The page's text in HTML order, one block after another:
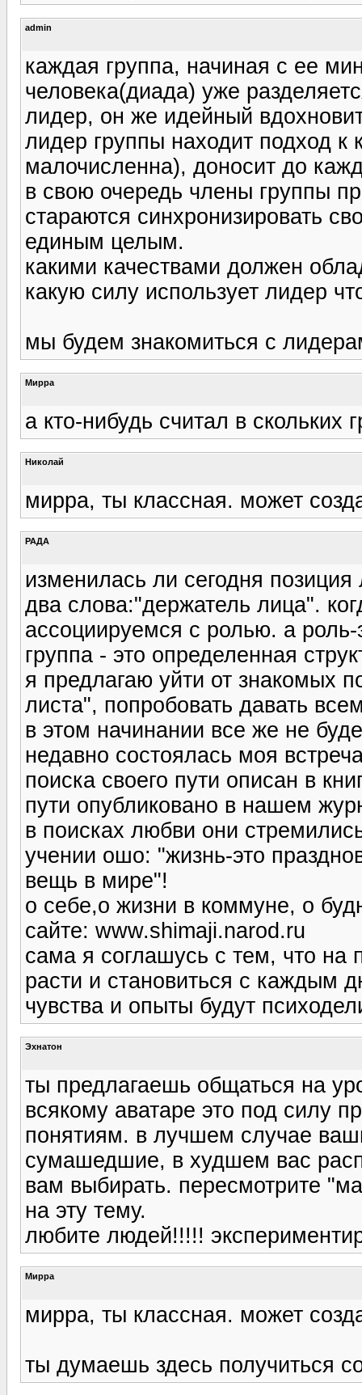
admin
каждая группа, начиная с ее
человека(диада) уже
лидер, он же идейный
лидер группы находит подход
малочисленна), доносит до
в свою очередь члены группы
стараются синхронизировать
единым целым.
какими качествами должен
какую силу использует лидер
мы будем знакомиться с
Мирра
а кто-нибудь считал в скольких
Николай
мирра, ты классная. может
РАДА
изменилась ли сегодня
два слова:"держатель лица".
ассоциируемся с ролью. а роль-
группа - это определенная
я предлагаю уйти от знакомых
листа", попробовать давать
в этом начинании все же не
недавно состоялась моя
поиска своего пути описан в
пути опубликовано в нашем
в поисках любви они
учении ошо: "жизнь-это
вещь в мире"!
о себе,о жизни в коммуне, о
сайте: www.shimaji.narod.ru
сама я соглашусь с тем, что на
расти и становиться с каждым
чувства и опыты будут
Эхнатон
ты предлагаешь общаться на
всякому аватаре это под силу
понятиям. в лучшем случае
сумашедшие, в худшем вас
вам выбирать. пересмотрите
на эту тему.
любите людей!!!!!
Мирра
мирра, ты классная. может
ты думаешь здесь получиться